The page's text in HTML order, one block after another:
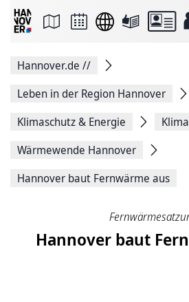
Seite
Facebook
teilen
Seitenlink
Seite
Hannover.de //
Leben in der Region Hannover
Klimaschutz & Energie
Wärmewende Hannover
Hannover baut Fernwärme aus
Hannover baut